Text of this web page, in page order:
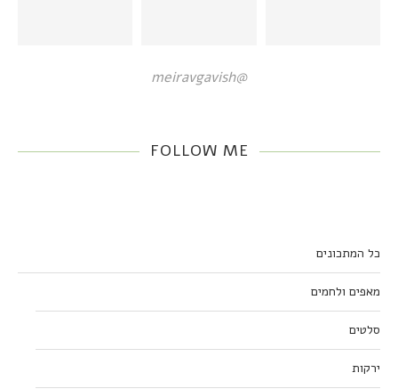
@meiravgavish
FOLLOW ME
כל המתכונים
מאפים ולחמים
סלטים
ירקות